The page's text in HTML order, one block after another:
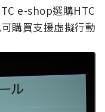
e-shop選購HTC
購買支援虛擬行動